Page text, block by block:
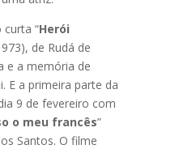
“Herói
de Rudá de
e a memória de
E a primeira parte da
9 de fevereiro com
o meu francês”
Santos. O filme